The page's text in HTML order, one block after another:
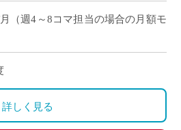
いただける方を募 […]
（週4～8コマ担当の場合の月額モ
期によって、初月の給与は日割計
詳しく見る